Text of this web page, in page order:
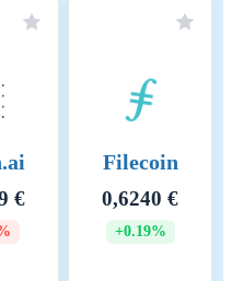
€
Filecoin
0,6240 €
+0.19%